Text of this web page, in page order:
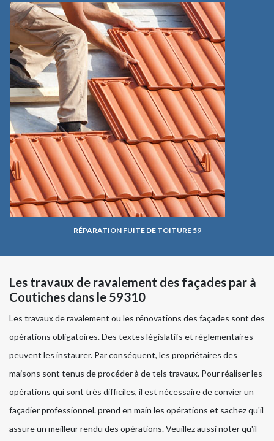
RÉPARATION FUITE DE TOITURE 59
Les travaux de ravalement des façades par à
Coutiches dans le 59310
Les travaux de ravalement ou les rénovations des façades sont des
opérations obligatoires. Des textes législatifs et réglementaires
peuvent les instaurer. Par conséquent, les propriétaires des
maisons sont tenus de procéder à de tels travaux. Pour réaliser les
opérations qui sont très difficiles, il est nécessaire de convier un
façadier professionnel. prend en main les opérations et sachez qu'il
assure un meilleur rendu des opérations. Veuillez aussi noter qu'il